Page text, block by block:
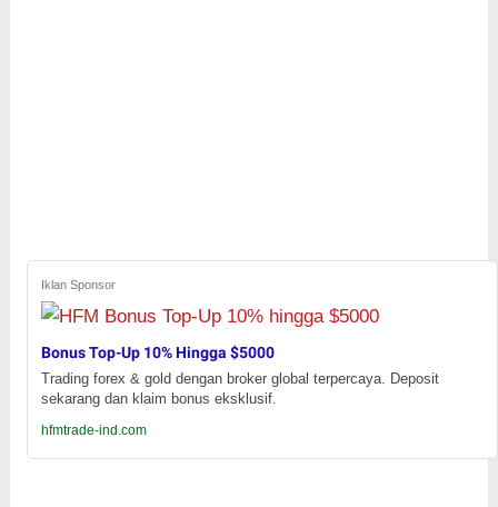
Iklan Sponsor
Bonus Top-Up 10% Hingga $5000
Trading forex & gold dengan broker global terpercaya. Deposit
sekarang dan klaim bonus eksklusif.
hfmtrade-ind.com